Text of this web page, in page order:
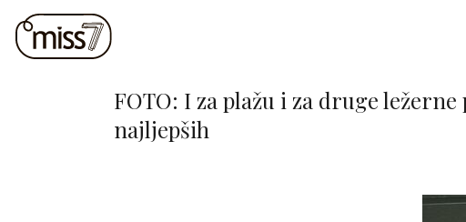
FOTO: I za plažu i za druge
najljepših